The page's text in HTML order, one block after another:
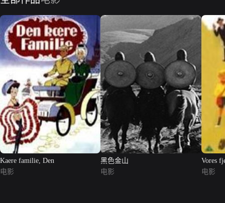
Kaere familie, Den
电影
黑色金山
电影
Vores
电影